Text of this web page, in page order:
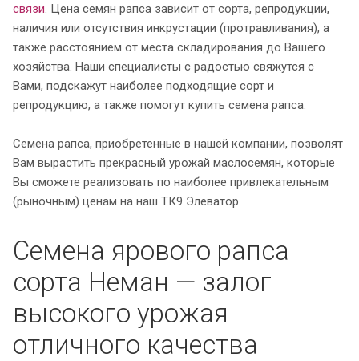
связи. Цена семян рапса зависит от сорта, репродукции,
наличия или отсутствия инкрустации (протравливания), а
также расстоянием от места складирования до Вашего
хозяйства. Наши специалисты с радостью свяжутся с
Вами, подскажут наиболее подходящие сорт и
репродукцию, а также помогут купить семена рапса.
Семена рапса, приобретенные в нашей компании, позволят
Вам вырастить прекрасный урожай маслосемян, которые
Вы сможете реализовать по наиболее привлекательным
(рыночным) ценам на наш ТК9 Элеватор.
Семена ярового рапса
сорта Неман — залог
высокого урожая
отличного качества